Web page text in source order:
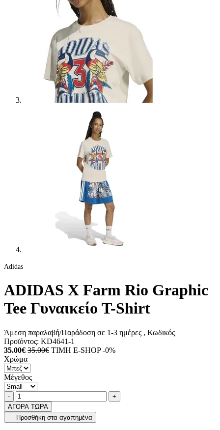
Adidas
ADIDAS X Farm Rio Graphic
Tee Γυναικείο T-Shirt
Άμεση παραλαβή/Παράδοση σε 1-3 ημέρες , Κωδικός
Προϊόντος: KD4641-1
35.00€ 35.00€ ΤΙΜΗ E-SHOP -0%
Χρώμα
Μέγεθος
Ποσότητα
-product.increase.quantity +
ΑΓΟΡΑ ΤΩΡΑ
Προσθήκη στα αγαπημένα